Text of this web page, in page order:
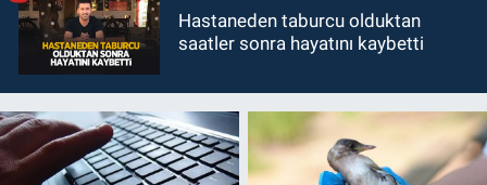
Hastaneden taburcu olduktan
saatler sonra hayatını kaybetti